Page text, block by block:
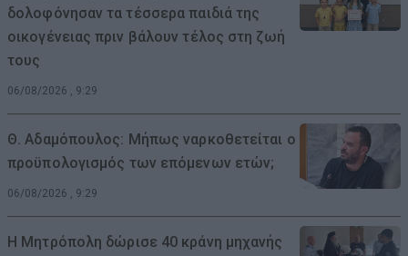
δολοφόνησαν τα τέσσερα παιδιά της
οικογένειας πριν βάλουν τέλος στη ζωή
τους
06/08/2026 , 9:29
Θ. Αδαμόπουλος: Μήπως ναρκοθετείται ο
προϋπολογισμός των επόμενων ετών;
06/08/2026 , 9:29
Η Μητρόπολη δώρισε 40 κράνη μηχανής